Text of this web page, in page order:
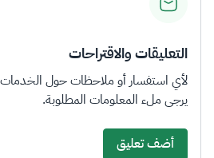
التعليقات والاقتراحات
لأي استفسار أو ملاحظات حول الخدمات
يرجى ملء المعلومات المطلوبة.
أضف تعليق